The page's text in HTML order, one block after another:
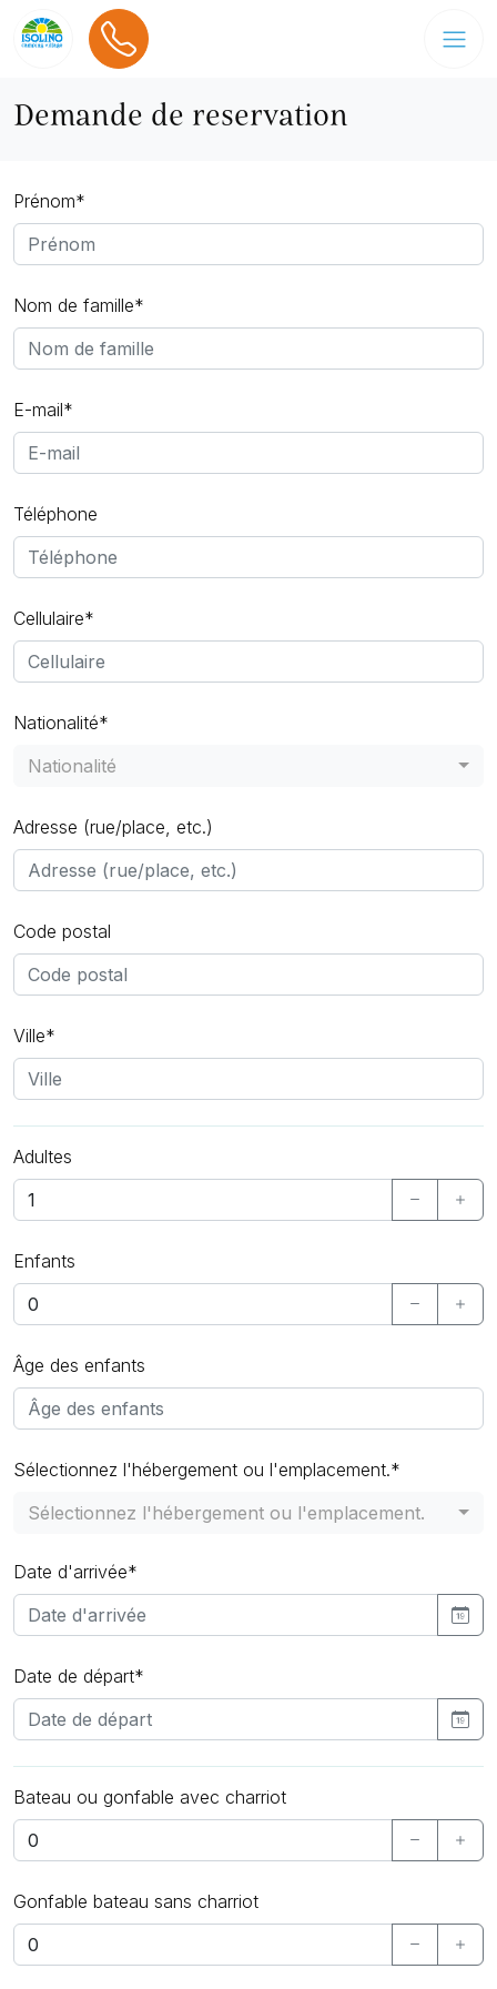
Demande de reservation
Prénom*
Nom de famille*
E-mail*
Téléphone
Cellulaire*
Nationalité*
Nationalité
Adresse (rue/place, etc.)
Code postal
Ville*
Adultes
Enfants
Âge des enfants
Sélectionnez l'hébergement ou l'emplacement.*
Sélectionnez l'hébergement ou l'emplacement.
Date d'arrivée*
Date de départ*
Bateau ou gonfable avec charriot
Gonfable bateau sans charriot